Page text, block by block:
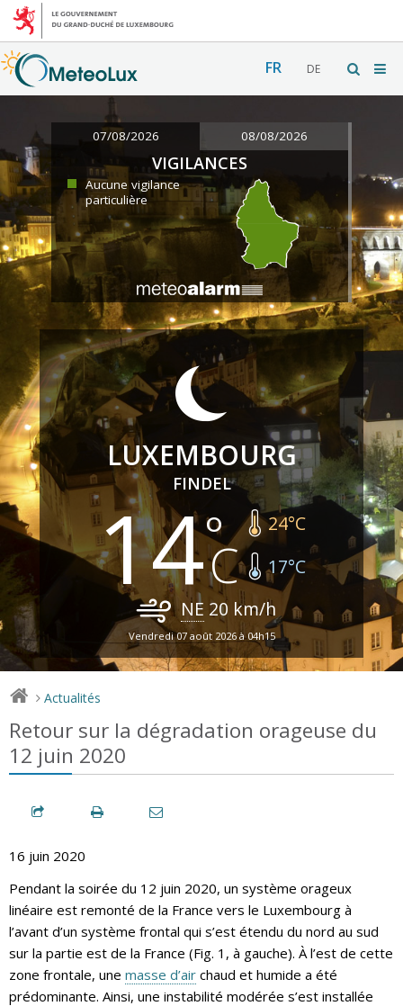
FR DE
07/08/2026 08/08/2026
VIGILANCES
Aucune vigilance
particulière
LUXEMBOURG
FINDEL
14 24°C
17°C
NE 20 km/h
Vendredi 07 août 2026 à 04h15
> Actualités
Retour sur la dégradation orageuse du
12 juin 2020
16 juin 2020
Pendant la soirée du 12 juin 2020, un système orageux
linéaire est remonté de la France vers le Luxembourg à
l’avant d’un système frontal qui s’est étendu du nord au sud
sur la partie est de la France (Fig. 1, à gauche). À l’est de cette
zone frontale, une masse d’air chaud et humide a été
prédominante. Ainsi, une instabilité modérée s’est installée